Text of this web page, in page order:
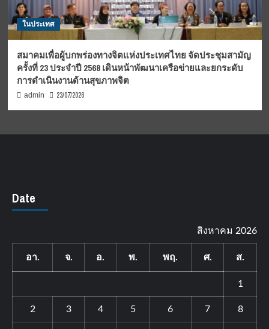
ในประเทศ
สมาคมเพื่อผู้บกพร่องทางจิตแห่งประเทศไทย จัดประชุมสามัญ
ครั้งที่ 23 ประจำปี 2568 เดินหน้าพัฒนาเครือข่ายและยกระดับ
การดำเนินงานด้านสุขภาพจิต
admin 23/07/2026
Date
สิงหาคม 2026
อา. จ. อ. พ. พฤ. ศ. ส.
1
2 3 4 5 6 7 8